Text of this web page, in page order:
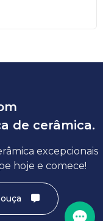
de cerâmica.
excepcionais
hoje e comece!